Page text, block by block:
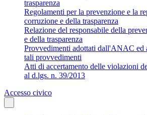
trasparenza
Regolamenti per la prevenzione e la
corruzione e della trasparenza
Relazione del responsabile della
e della trasparenza
Provvedimenti adottati dall'ANAC ed
tali provvedimenti
Atti di accertamento delle violazioni
al d.lgs. n. 39/2013
Accesso civico